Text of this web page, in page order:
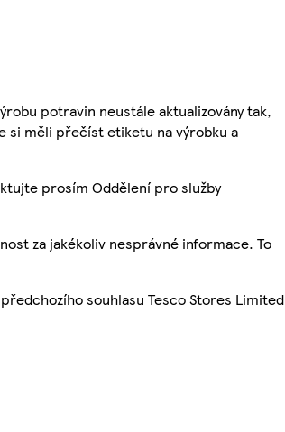
potravin neustále aktualizovány tak,
si měli přečíst etiketu na výrobku a
prosím Oddělení pro služby
za jakékoliv nesprávné informace. To
souhlasu Tesco Stores Limited